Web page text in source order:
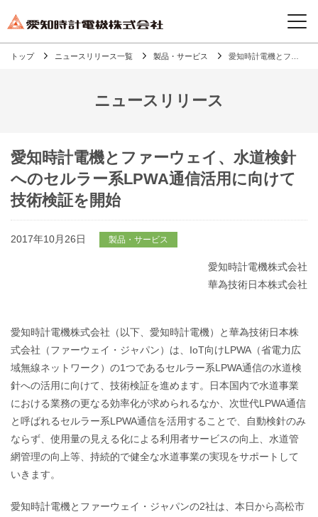
トップ ニュースリリース一覧 製品・サービス
ニュースリリース
愛知時計電機とファーウェイ、水道検針
へのセルラー系LPWA通信活用に向けて
技術検証を開始
2017年10月26日 製品・サービス
愛知時計電機株式会社
華為技術日本株式会社
愛知時計電機株式会社（以下、愛知時計電機）と華為技術日本株
式会社（ファーウェイ・ジャパン）は、IoT向けLPWA（省電力広
域無線ネットワーク）の1つであるセルラー系LPWA通信の水道検
針への活用に向けて、技術検証を進めます。日本国内で水道事業
における業務の更なる効率化が求められるなか、次世代LPWA通信
と呼ばれるセルラー系LPWA通信を活用することで、自動検針のみ
ならず、使用量の見える化による利用者サービスの向上、水道管
網管理の向上等、持続的で健全な水道事業の実現をサポートして
いきます。
愛知時計電機とファーウェイ・ジャパンの2社は、本日から高松市